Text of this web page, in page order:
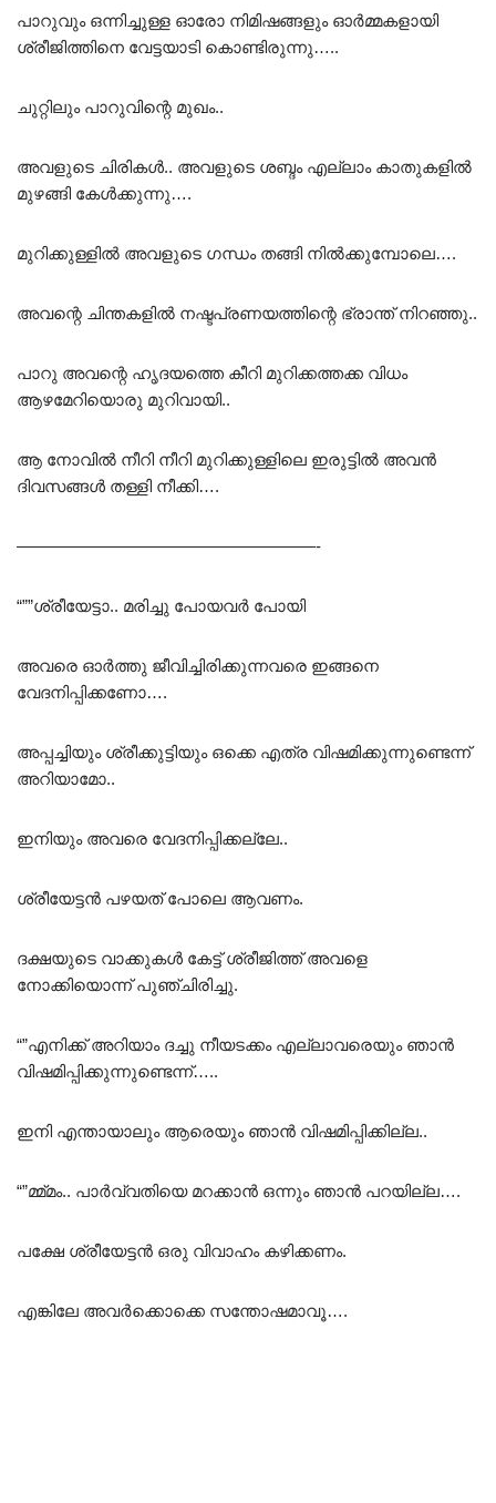
പാറുവും ഒന്നിച്ചുള്ള ഓരോ നിമിഷങ്ങളും ഓർമ്മകളായി
ശ്രീജിത്തിനെ വേട്ടയാടി കൊണ്ടിരുന്നു…..
ചുറ്റിലും പാറുവിന്റെ മുഖം..
അവളുടെ ചിരികൾ.. അവളുടെ ശബ്ദം എല്ലാം കാതുകളിൽ
മുഴങ്ങി കേൾക്കുന്നു….
മുറിക്കുള്ളിൽ അവളുടെ ഗന്ധം തങ്ങി നിൽക്കുമ്പോലെ….
അവന്റെ ചിന്തകളിൽ നഷ്ടപ്രണയത്തിന്റെ ഭ്രാന്ത് നിറഞ്ഞു..
പാറു അവന്റെ ഹൃദയത്തെ കീറി മുറിക്കത്തക്ക വിധം
ആഴമേറിയൊരു മുറിവായി..
ആ നോവിൽ നീറി നീറി മുറിക്കുള്ളിലെ ഇരുട്ടിൽ അവൻ
ദിവസങ്ങൾ തള്ളി നീക്കി….
——————————————————-
“””ശ്രീയേട്ടാ.. മരിച്ചു പോയവർ പോയി
അവരെ ഓർത്തു ജീവിച്ചിരിക്കുന്നവരെ ഇങ്ങനെ
വേദനിപ്പിക്കണോ….
അപ്പച്ചിയും ശ്രീക്കുട്ടിയും ഒക്കെ എത്ര വിഷമിക്കുന്നുണ്ടെന്ന്
അറിയാമോ..
ഇനിയും അവരെ വേദനിപ്പിക്കല്ലേ..
ശ്രീയേട്ടൻ പഴയത് പോലെ ആവണം.
ദക്ഷയുടെ വാക്കുകൾ കേട്ട് ശ്രീജിത്ത്‌ അവളെ
നോക്കിയൊന്ന് പുഞ്ചിരിച്ചു.
“”എനിക്ക് അറിയാം ദച്ചു നീയടക്കം എല്ലാവരെയും ഞാൻ
വിഷമിപ്പിക്കുന്നുണ്ടെന്ന്…..
ഇനി എന്തായാലും ആരെയും ഞാൻ വിഷമിപ്പിക്കില്ല..
“”മ്മ്മം.. പാർവ്വതിയെ മറക്കാൻ ഒന്നും ഞാൻ പറയില്ല….
പക്ഷേ ശ്രീയേട്ടൻ ഒരു വിവാഹം കഴിക്കണം.
എങ്കിലേ അവർക്കൊക്കെ സന്തോഷമാവൂ….